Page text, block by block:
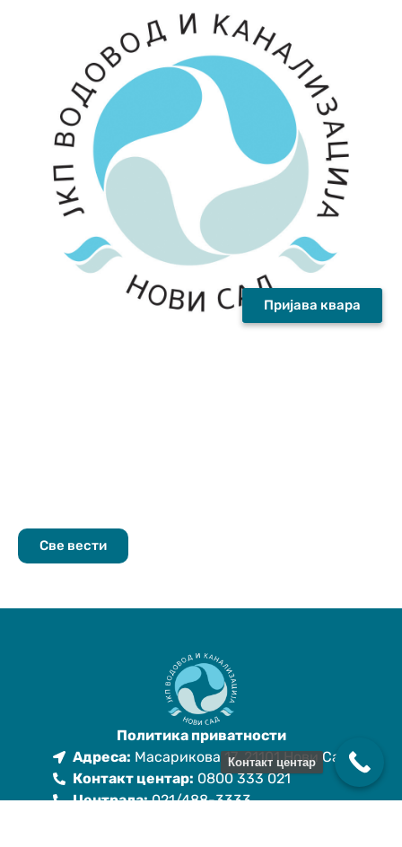
Све вести
Пријава квара
Политика приватности
Адреса: Масарикова 17, 21101 Нови Сад
Контакт центар: 0800 333 021
Централа:021/488-3333
Контакт центар